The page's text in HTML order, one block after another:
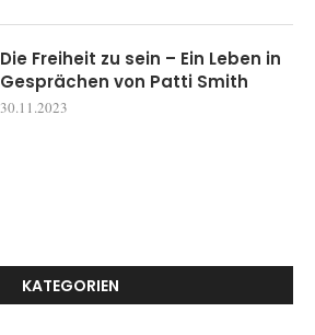
Die Freiheit zu sein – Ein Leben in
Gesprächen von Patti Smith
30.11.2023
KATEGORIEN